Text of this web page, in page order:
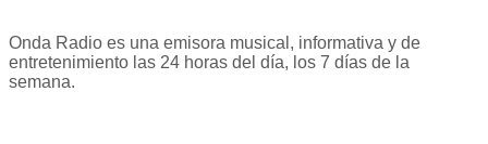
Onda Radio es una emisora musical, informativa y de
entretenimiento las 24 horas del día, los 7 días de la
semana.